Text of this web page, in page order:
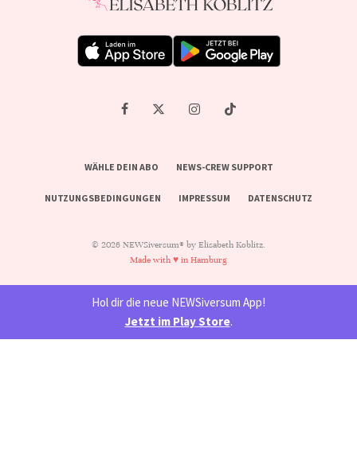
WÄHLE DEIN ABO NEWS-CREW SUPPORT
NUTZUNGSBEDINGUNGEN IMPRESSUM DATENSCHUTZ
© 2026 NEWSiversum® by Elisabeth Koblitz.
Made with ♥ in Hamburg
Hol dir die neue NEWSiversum App!
Jetzt im Play Store.